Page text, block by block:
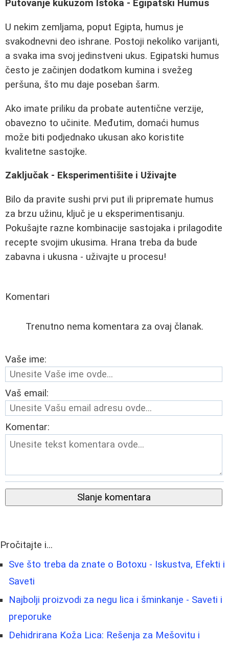
Putovanje kukuzom Istoka - Egipatski Humus
U nekim zemljama, poput Egipta, humus je
svakodnevni deo ishrane. Postoji nekoliko varijanti,
a svaka ima svoj jedinstveni ukus. Egipatski humus
često je začinjen dodatkom kumina i svežeg
peršuna, što mu daje poseban šarm.
Ako imate priliku da probate autentične verzije,
obavezno to učinite. Međutim, domaći humus
može biti podjednako ukusan ako koristite
kvalitetne sastojke.
Zaključak - Eksperimentišite i Uživajte
Bilo da pravite sushi prvi put ili pripremate humus
za brzu užinu, ključ je u eksperimentisanju.
Pokušajte razne kombinacije sastojaka i prilagodite
recepte svojim ukusima. Hrana treba da bude
zabavna i ukusna - uživajte u procesu!
Komentari
Trenutno nema komentara za ovaj članak.
Vaše ime:
Vaš email:
Komentar:
Slanje komentara
Pročitajte i...
Sve što treba da znate o Botoxu - Iskustva, Efekti i
Saveti
Najbolji proizvodi za negu lica i šminkanje - Saveti i
preporuke
Dehidrirana Koža Lica: Rešenja za Mešovitu i